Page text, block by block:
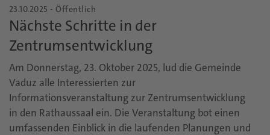
23.10.2025 - Öffentlich
Nächste Schritte in der
Zentrumsentwicklung
Am Donnerstag, 23. Oktober 2025, lud die Gemeinde
Vaduz alle Interessierten zur
Informationsveranstaltung zur Zentrumsentwicklung
in den Rathaussaal ein. Die Veranstaltung bot einen
umfassenden Einblick in die laufenden Planungen und